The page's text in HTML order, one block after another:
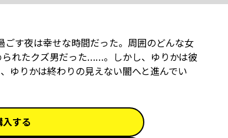
す夜は幸せな時間だった。周囲のどんな女
れたクズ男だった……。しかし、ゆりかは彼
ゆりかは終わりの見えない闇へと進んでい
する